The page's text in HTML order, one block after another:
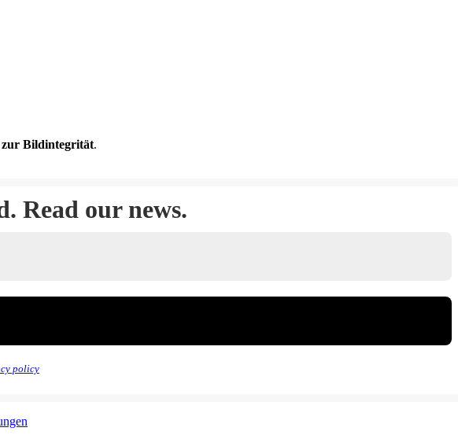
zur Bildintegrität.
Read our news.
policy